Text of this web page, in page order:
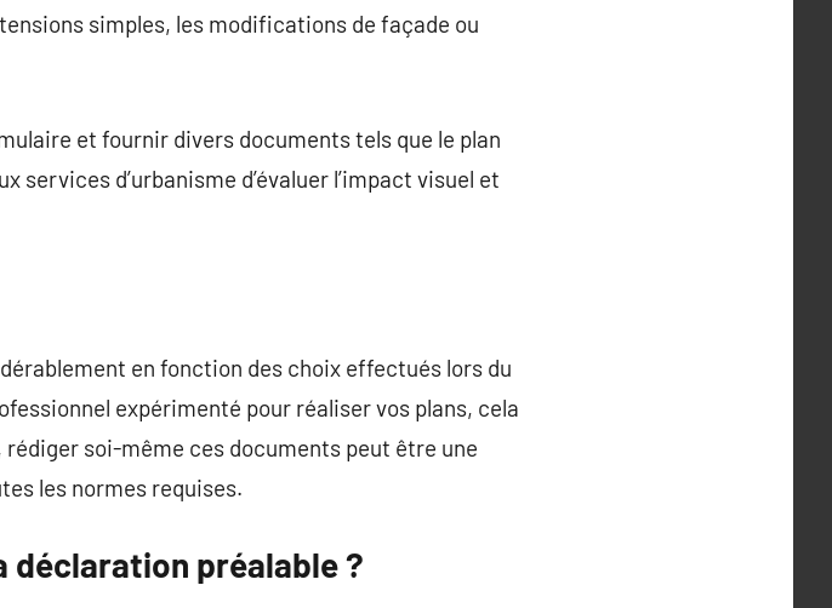
simples, les modifications de façade ou
et fournir divers documents tels que le plan
d’urbanisme d’évaluer l’impact visuel et
en fonction des choix effectués lors du
expérimenté pour réaliser vos plans, cela
soi-même ces documents peut être une
les normes requises.
déclaration préalable ?